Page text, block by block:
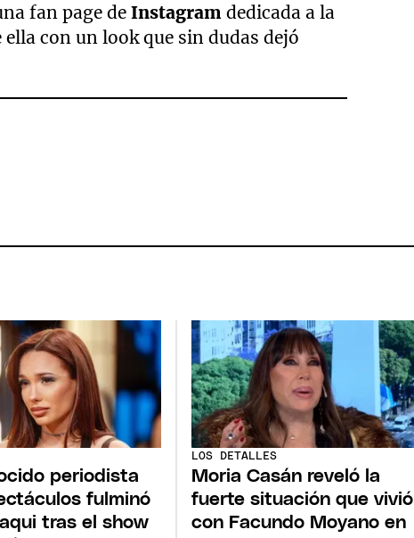
fan page deInstagram dedicada a la
con un look que sin dudas dejó
periodista
fulminó
tras el show
LOS DETALLES
Moria Casán reveló la
fuerte situación que vivió
con Facundo Moyano en